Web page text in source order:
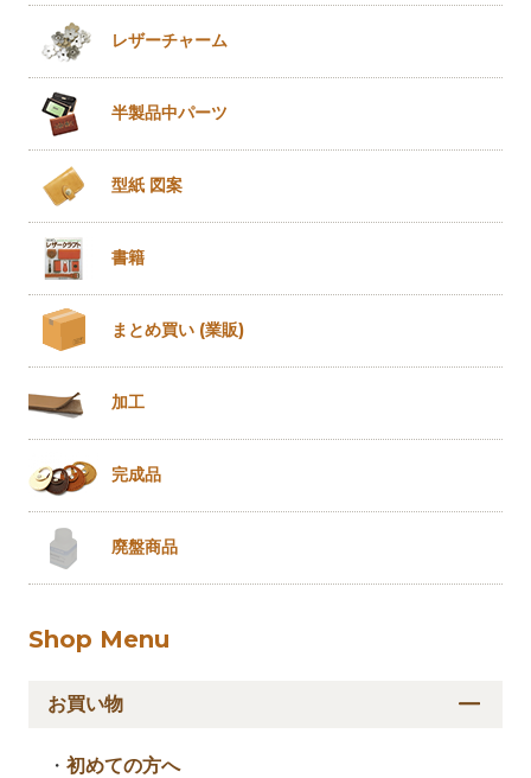
レザーチャーム
半製品中パーツ
型紙 図案
書籍
まとめ買い (業販)
加工
完成品
廃盤商品
Shop Menu
お買い物
・初めての方へ